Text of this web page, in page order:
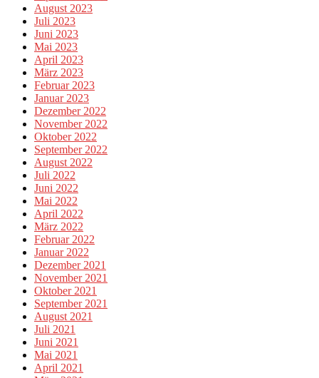
August 2023
Juli 2023
Juni 2023
Mai 2023
April 2023
März 2023
Februar 2023
Januar 2023
Dezember 2022
November 2022
Oktober 2022
September 2022
August 2022
Juli 2022
Juni 2022
Mai 2022
April 2022
März 2022
Februar 2022
Januar 2022
Dezember 2021
November 2021
Oktober 2021
September 2021
August 2021
Juli 2021
Juni 2021
Mai 2021
April 2021